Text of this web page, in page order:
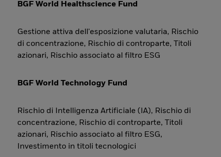
BGF World Healthscience Fund
Gestione attiva dell'esposizione valutaria, Rischio
di concentrazione, Rischio di controparte, Titoli
azionari, Rischio associato al filtro ESG
BGF World Technology Fund
Rischio di Intelligenza Artificiale (IA), Rischio di
concentrazione, Rischio di controparte, Titoli
azionari, Rischio associato al filtro ESG,
Investimento in titoli tecnologici